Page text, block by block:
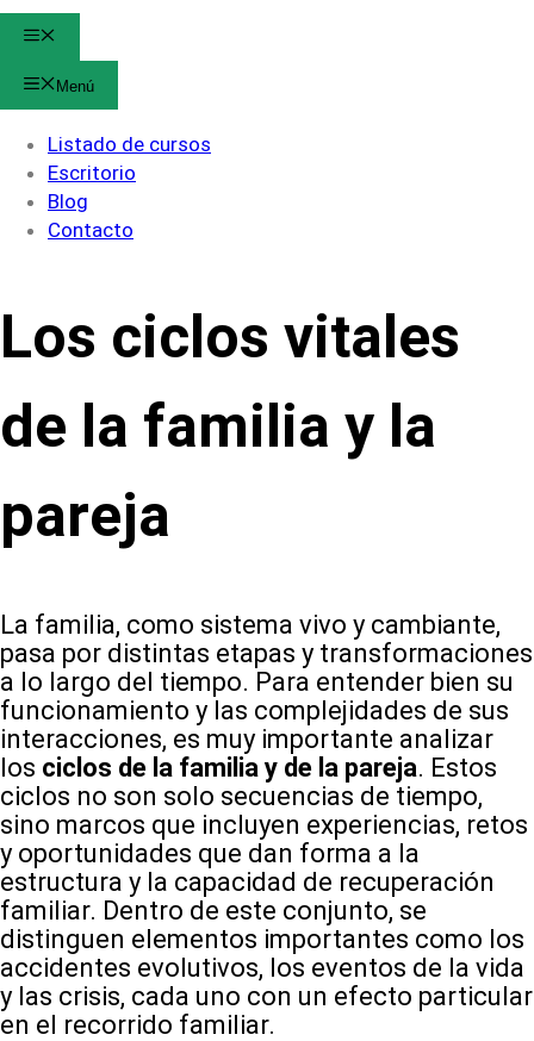
Menú
Listado de cursos
Escritorio
Blog
Contacto
Los ciclos vitales
de la familia y la
pareja
La familia, como sistema vivo y cambiante,
pasa por distintas etapas y transformaciones
a lo largo del tiempo. Para entender bien su
funcionamiento y las complejidades de sus
interacciones, es muy importante analizar
los ciclos de la familia y de la pareja. Estos
ciclos no son solo secuencias de tiempo,
sino marcos que incluyen experiencias, retos
y oportunidades que dan forma a la
estructura y la capacidad de recuperación
familiar. Dentro de este conjunto, se
distinguen elementos importantes como los
accidentes evolutivos, los eventos de la vida
y las crisis, cada uno con un efecto particular
en el recorrido familiar.